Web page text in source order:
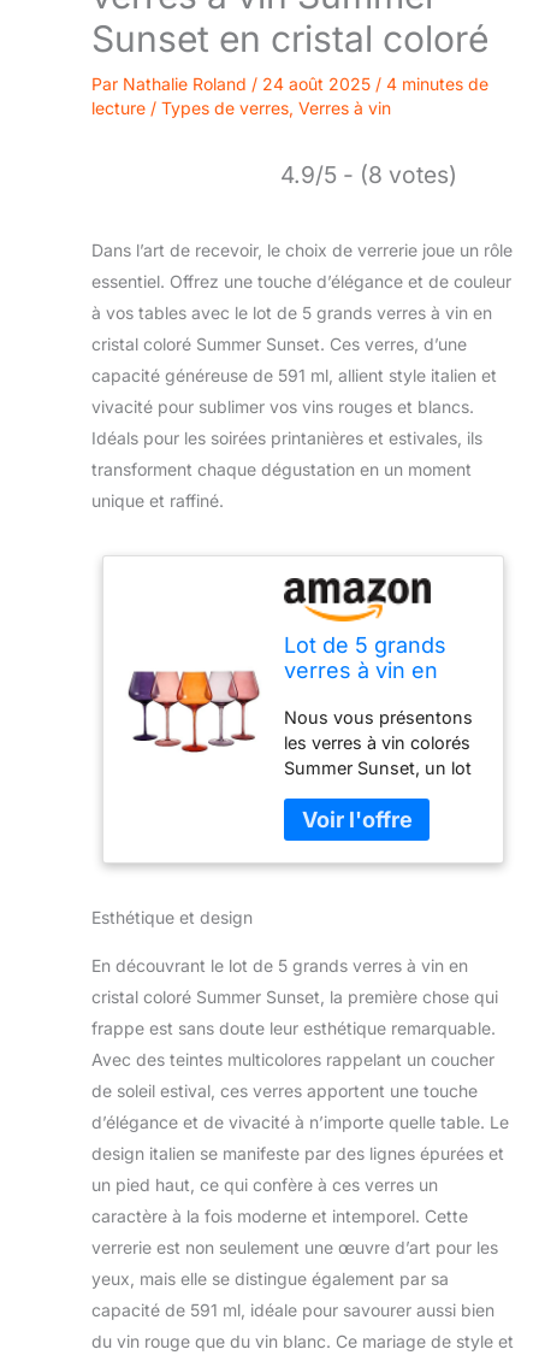
Sunset en cristal coloré
Par Nathalie Roland / 24 août 2025 / 4 minutes de
lecture / Types de verres, Verres à vin
4.9/5 - (8 votes)
Dans l’art de recevoir, le choix de verrerie joue un rôle
essentiel. Offrez une touche d’élégance et de couleur
à vos tables avec le lot de 5 grands verres à vin en
cristal coloré Summer Sunset. Ces verres, d’une
capacité généreuse de 591 ml, allient style italien et
vivacité pour sublimer vos vins rouges et blancs.
Idéals pour les soirées printanières et estivales, ils
transforment chaque dégustation en un moment
unique et raffiné.
Lot de 5 grands
verres à vin en
Summer Sunset
de 591 ml, verres à
pied haut de style
italien vif pour
rouge et blanc,
belle verrerie,
verres de
Nous vous présentons
les verres à vin colorés
Summer Sunset, un lot
transporteront dans les
teintes chaudes et
vibrantes d'un coucher
de 10,2 cm, ces verres
à vin sont non
seulement visuellement
offrent également une
capacité généreuse de
590 ml, vous
permettant de profiter
ou boisson préférée.
Ce qui rend ces verres
à vin vraiment
captivants, c'est leur
design magnifiquement
coloré, rappelant les
couleurs à couper le
Esthétique et design
En découvrant le lot de 5 grands verres à vin en
cristal coloré Summer Sunset, la première chose qui
frappe est sans doute leur esthétique remarquable.
Avec des teintes multicolores rappelant un coucher
de soleil estival, ces verres apportent une touche
d’élégance et de vivacité à n’importe quelle table. Le
design italien se manifeste par des lignes épurées et
un pied haut, ce qui confère à ces verres un
caractère à la fois moderne et intemporel. Cette
verrerie est non seulement une œuvre d’art pour les
yeux, mais elle se distingue également par sa
capacité de 591 ml, idéale pour savourer aussi bien
du vin rouge que du vin blanc. Ce mariage de style et